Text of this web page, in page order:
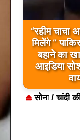
“रहीम चाचा
मिलेंगे ”
बहाने का
आइडिया
सोना / चांदी